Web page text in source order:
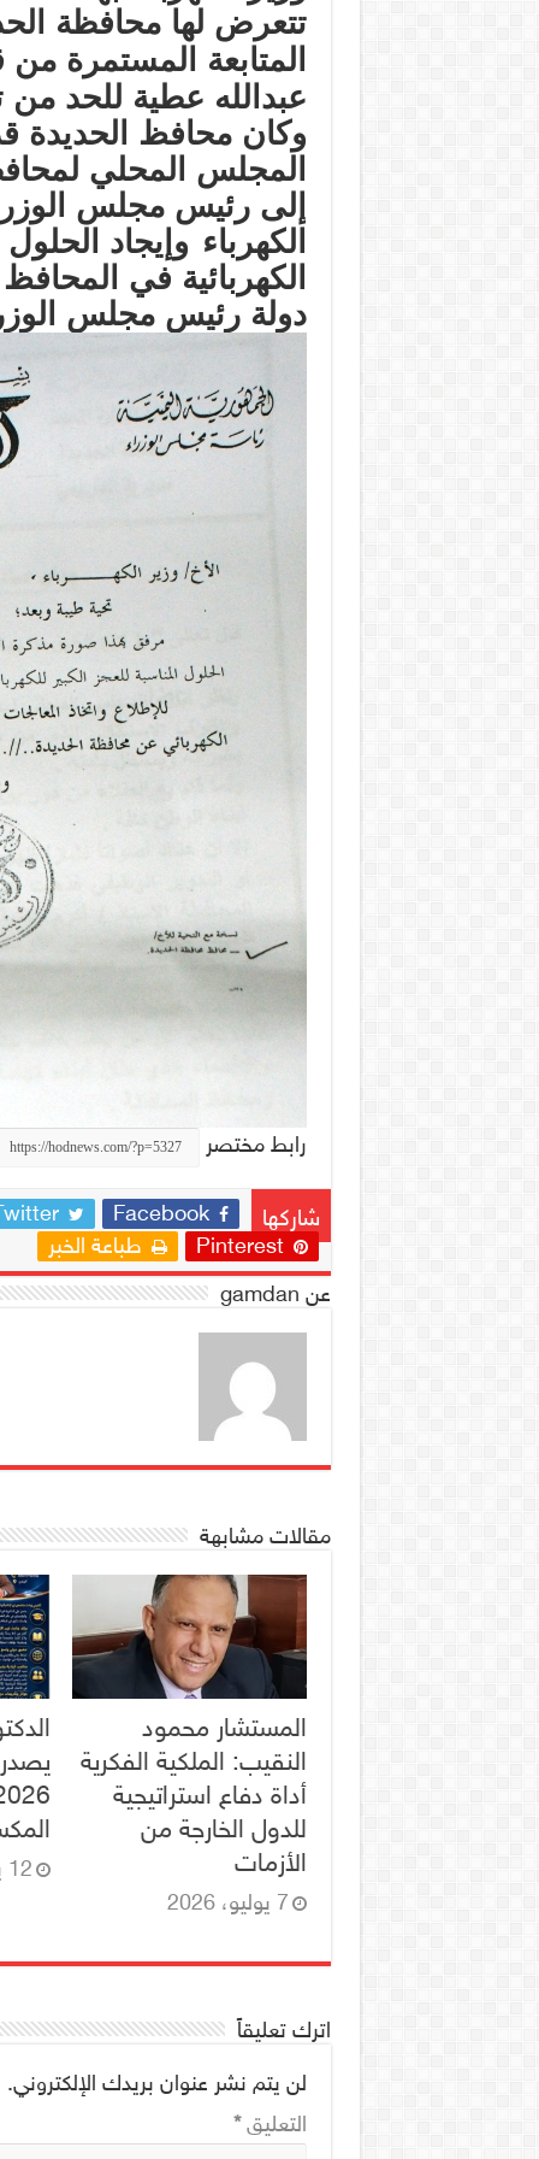
تتعرض لها محافظة
المتابعة المستمرة
عبدالله عطية للحد من
وكان محافظ الحديدة
المجلس المحلي
إلى رئيس مجلس
الكهرباء وإيجاد
الكهربائية في المحافظ
دولة رئيس مجلس
رابط مختصر
شاركها Facebook
Pinterest
طباعة الخبر
عن gamdan
مقالات مشابهة
المستشار محمود
النقيب: الملكية الفكرية
أداة دفاع استراتيجية
للدول الخارجة من
الأزمات
7 يوليو، 2026
12 يونيو، 2026
اترك تعليقاً
لن يتم نشر عنوان بريدك الإلكتروني.
التعليق*